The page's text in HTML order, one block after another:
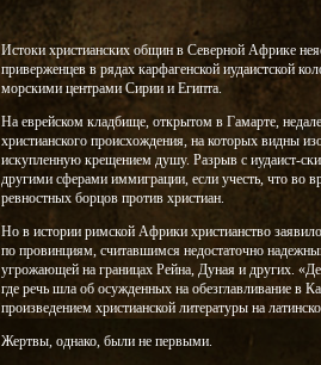
Истоки христианских общин в Северной Африке
приверженцев в рядах карфагенской иудаистской
морскими центрами Сирии и Египта.
На еврейском кладбище, открытом в Гамарте,
христианского происхождения, на которых видны
искупленную крещением душу. Разрыв с иудаист-
другими сферами иммиграции, если учесть, что во
ревностных борцов против христиан.
Но в истории римской Африки христианство
по провинциям, считавшимся недостаточно
угрожающей на границах Рейна, Дуная и других.
где речь шла об осужденных на обезглавливание в
произведением христианской литературы на
Жертвы, однако, были не первыми.